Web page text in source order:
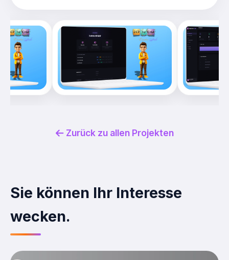
Zurück zu allen Projekten
Sie können Ihr Interesse
wecken.